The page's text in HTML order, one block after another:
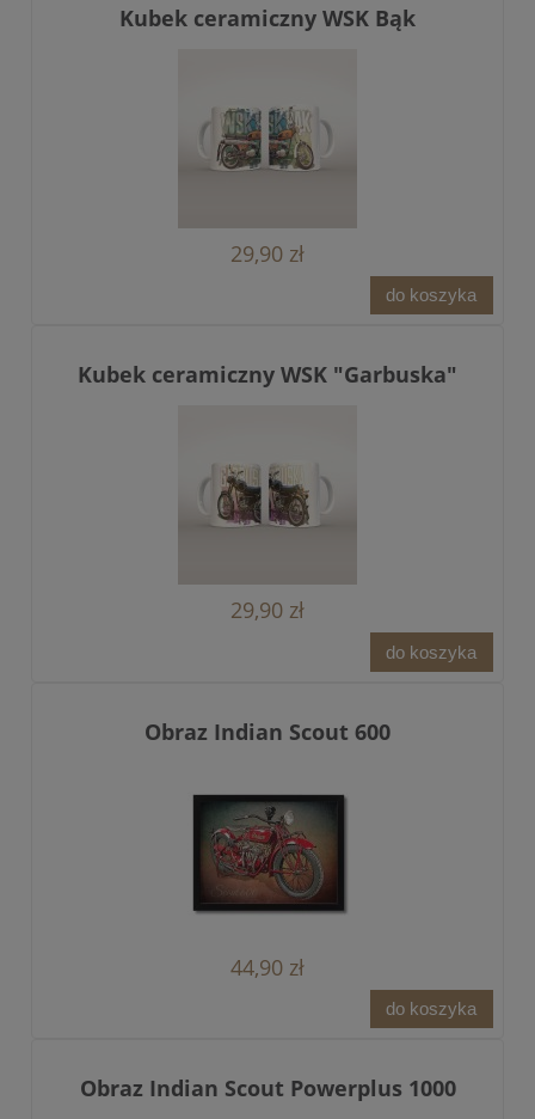
Kubek ceramiczny WSK Bąk
29,90 zł
do koszyka
Kubek ceramiczny WSK "Garbuska"
29,90 zł
do koszyka
Obraz Indian Scout 600
44,90 zł
do koszyka
Obraz Indian Scout Powerplus 1000